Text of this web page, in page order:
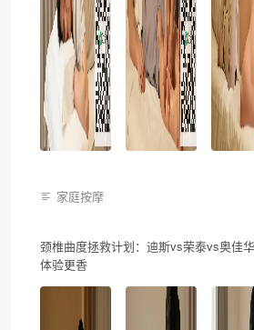
家庭按摩
颈椎曲度拯救计划：迪斯vs荣泰vs奥佳
体验更香